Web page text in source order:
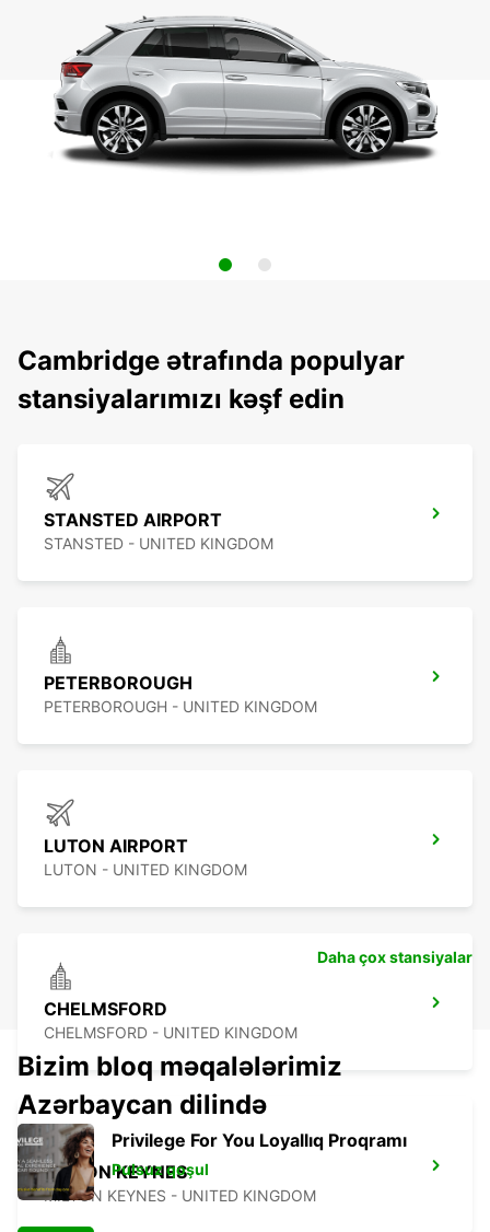
Cambridge ətrafında populyar
stansiyalarımızı kəşf edin
STANSTED AIRPORT
STANSTED - UNITED KINGDOM
PETERBOROUGH
PETERBOROUGH - UNITED KINGDOM
LUTON AIRPORT
LUTON - UNITED KINGDOM
CHELMSFORD
CHELMSFORD - UNITED KINGDOM
MILTON KEYNES
MILTON KEYNES - UNITED KINGDOM
Daha çox stansiyalar
Bizim bloq məqalələrimiz
Azərbaycan dilində
Privilege For You Loyallıq Proqramı
Pulsuz qoşul